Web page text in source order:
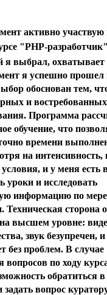
активно участвую
"PHP-
я выбрал, охватывает
я успешно прошел
обоснован тем,
и
Программа
обучение, что
времени
на интенсивность,
и у меня есть
уроки и исследовать
информацию по мере
Техническая сторона
на высшем уровне:
звук безупречен, и
без проблем. В случае
вопросов по ходу
обратиться
задать вопрос